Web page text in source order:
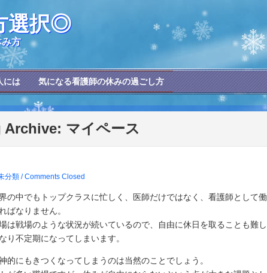
選択◎
方
には 気になる看護師の休みの過ごし方
Archive: マイペース
分類 /Comments Closed
の中でもトップクラスに忙しく、医師だけではなく、看護師として働
ばなりません。
は戦場のような状況が続いているので、自由に休日を取ることも難し
り不定期になってしまいます。
にもきつくなってしまうのは当然のことでしょう。